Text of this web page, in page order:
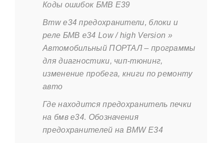
Коды ошибок БМВ Е39
Bmw e34 предохранители, блоки и
реле БМВ е34 Low / high Version »
Автомобильный ПОРТАЛ – программы
для диагностики, чип-тюнинг,
изменение пробега, книги по ремонту
авто
Где находится предохранитель печки
на бмв е34. Обозначения
предохранителей на BMW E34